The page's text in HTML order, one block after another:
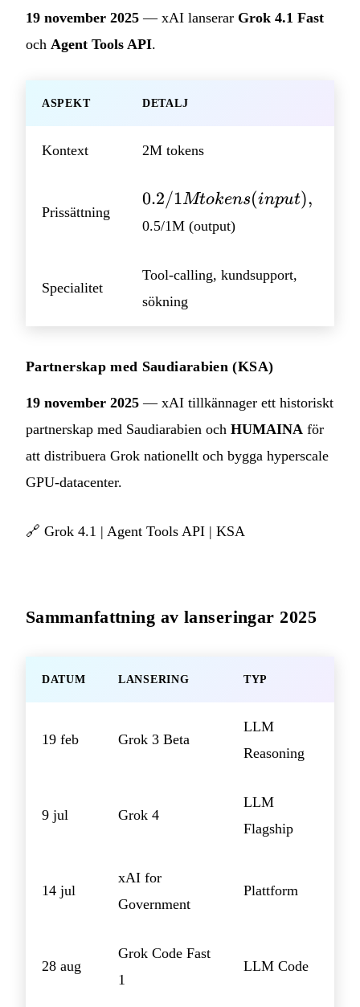
19 november 2025 — xAI lanserar Grok 4.1 Fast
och Agent Tools API.
ASPEKT DETALJ
Kontext 2M tokens
Prissättning
0.2/1M
tokens
(input),
0.2/1Mtokens(input),
0.5/1M (output)
Specialitet
Tool-calling, kundsupport,
sökning
Partnerskap med Saudiarabien (KSA)
19 november 2025 — xAI tillkännager ett historiskt
partnerskap med Saudiarabien och HUMAINA för
att distribuera Grok nationellt och bygga hyperscale
GPU-datacenter.
🔗 Grok 4.1 | Agent Tools API | KSA
Sammanfattning av lanseringar 2025
DATUM LANSERING TYP
19 feb Grok 3 Beta
LLM
Reasoning
9 jul Grok 4
LLM
Flagship
14 jul
xAI for
Government
Plattform
28 aug
Grok Code Fast
1
LLM Code